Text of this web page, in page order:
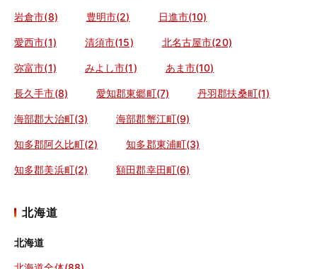
岩倉市(8) 豊明市(2) 日進市(10)
愛西市(1) 清須市(15) 北名古屋市(20)
弥富市(1) みよし市(1) あま市(10)
長久手市(8) 愛知郡東郷町(7) 丹羽郡扶桑町(1)
海部郡大治町(3) 海部郡蟹江町(9)
知多郡阿久比町(2) 知多郡東浦町(3)
知多郡美浜町(2) 額田郡幸田町(6)
北海道
北海道